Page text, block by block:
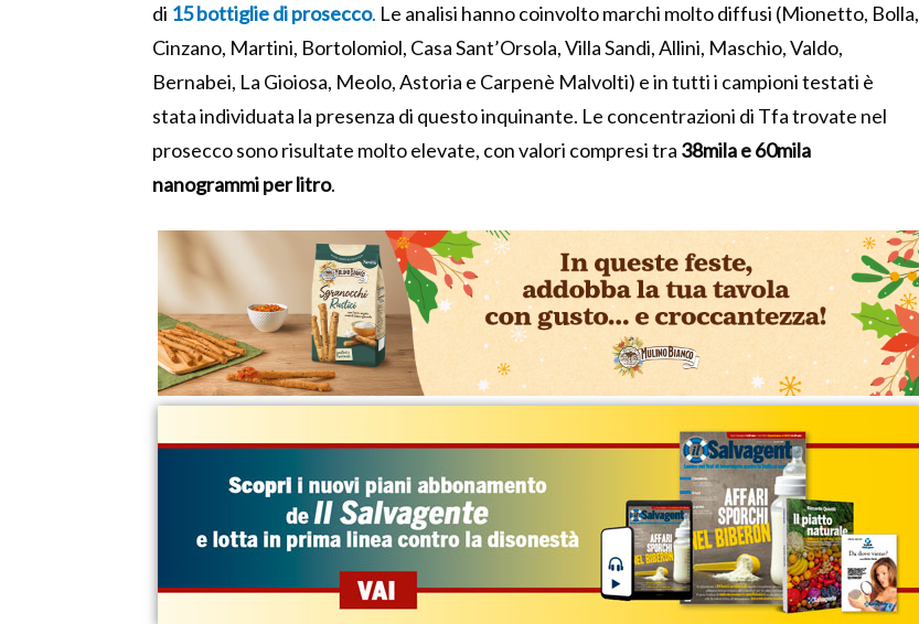
di 15 bottiglie di prosecco. Le analisi hanno coinvolto marchi molto diffusi (Mionetto, Bolla,
Cinzano, Martini, Bortolomiol, Casa Sant’Orsola, Villa Sandi, Allini, Maschio, Valdo,
Bernabei, La Gioiosa, Meolo, Astoria e Carpenè Malvolti) e in tutti i campioni testati è
stata individuata la presenza di questo inquinante. Le concentrazioni di Tfa trovate nel
prosecco sono risultate molto elevate, con valori compresi tra 38mila e 60mila
nanogrammi per litro.